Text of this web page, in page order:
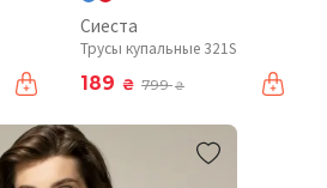
Сиеста
Трусы купальные 321S
189 ₴ 799₴